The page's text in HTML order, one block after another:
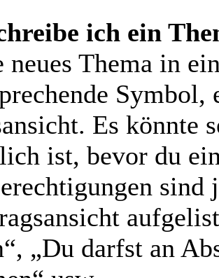
ich ein
neues Thema in
Es könnte
ist, bevor du
sind
„Du darfst an